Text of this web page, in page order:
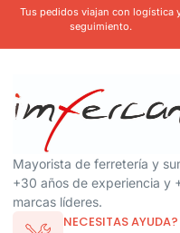
Tus pedidos viajan con logística
seguimiento.
Mayorista de ferretería y
+30 años de experiencia y
marcas líderes.
NECESITAS AYUDA?